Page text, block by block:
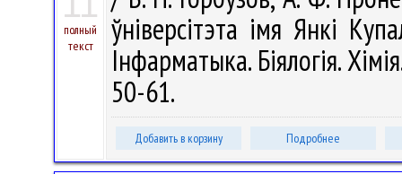
полный
текст
ўніверсітэта імя Янкі
Інфарматыка. Біялогія.
50-61.
Добавить в корзину Подробнее